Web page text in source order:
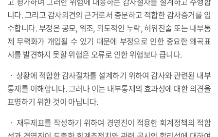
니다. 그리고 감사의견의 근거로서 충분하고 적합한 감사증거를 입
수합니다. 부정은 공모, 위조, 의도적인 누락, 허위진술 또는 내부통
제 무력화가 개입될 수 있기 때문에 부정으로 인한 중요한 왜곡표
시를 발견하지 못할 위험은 오류로 인한 위험보다 큽니다.
ㆍ 상황에 적합한 감사절차를 설계하기 위하여 감사와 관련된 내부
통제를 이해합니다. 그러나 이는 내부통제의 효과성에 대한 의견을
표명하기 위한 것이 아닙니다.
ㆍ 재무제표를 작성하기 위하여 경영진이 적용한 회계정책의 적합